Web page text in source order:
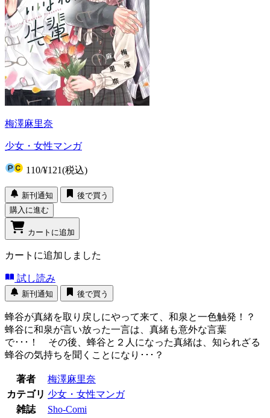
梅澤麻里奈
少女・女性マンガ
110/¥121(税込)
新刊通知
後で買う
購入に進む
カートに追加
カートに追加しました
試し読み
新刊通知 後で買う
蜂谷が真緒を取り戻しにやって来て、和泉と一色触発！？
蜂谷に和泉が言い放った一言は、真緒も意外な言葉
で･･･！ その後、蜂谷と２人になった真緒は、知られざる
蜂谷の気持ちを聞くことになり･･･？
著者
梅澤麻里奈
カテゴリ 少女・女性マンガ
雑誌
Sho-Comi